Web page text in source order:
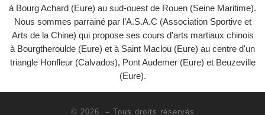
à Bourg Achard (Eure) au sud-ouest de Rouen (Seine Maritime).
Nous sommes parrainé par l’A.S.A.C (Association Sportive et
Arts de la Chine) qui propose ses cours d'arts martiaux chinois
à Bourgtheroulde (Eure) et à Saint Maclou (Eure) au centre d'un
triangle Honfleur (Calvados), Pont Audemer (Eure) et Beuzeville
(Eure).
© 2026 – Tous droits réservés